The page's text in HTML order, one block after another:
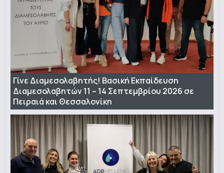
Γίνε Διαμεσολαβητής! Βασική Εκπαίδευση
Διαμεσολαβητών 11 – 14 Σεπτεμβρίου 2026 σε
Πειραιά και Θεσσαλονίκη